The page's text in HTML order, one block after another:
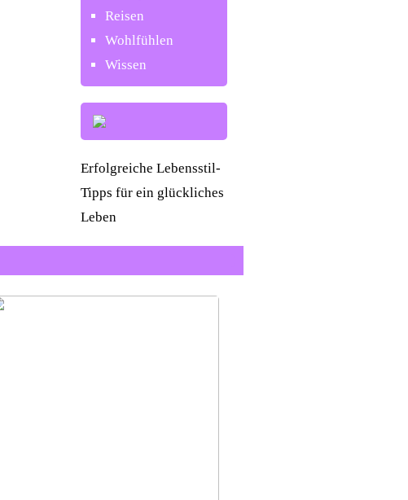
Reisen
Wohlfühlen
Wissen
Erfolgreiche Lebensstil-
Tipps für ein glückliches
Leben